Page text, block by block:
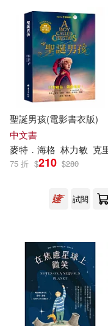
電子書 (可複選)
適合手機平板閱
免費電子書(1)
作者/演唱/譯/編/
價格
範圍
聖誕男孩(電影書衣版)
中文書
麥特 ． 海格 林力敏 克里斯．摩德
75 折 $210 $280
試閱